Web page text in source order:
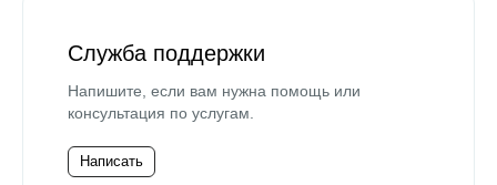
Служба поддержки
Напишите, если вам нужна помощь или
консультация по услугам.
Написать